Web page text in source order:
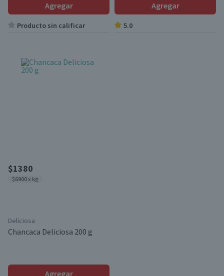
Agregar
Producto sin calificar
Agregar
5.0
$1380
$6900 x kg
Deliciosa
Chancaca Deliciosa 200 g
Agregar